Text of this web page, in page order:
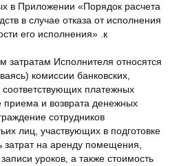
в Приложении «Порядок расчета
в случае отказа от исполнения
его исполнения» .к
Исполнителя относятся
комиссии банковских,
платежных
приема и возврата денежных
сотрудников
лиц, участвующих в подготовке
затрат на аренду помещения,
уроков, а также стоимость